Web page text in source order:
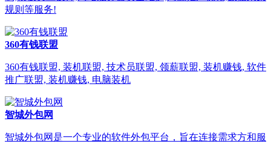
规则等服务!
360有钱联盟
360有钱联盟, 装机联盟, 技术员联盟, 领薪联盟, 装机赚钱, 软件
推广联盟, 装机赚钱, 电脑装机
智城外包网
智城外包网是一个专业的软件外包平台，旨在连接需求方和服